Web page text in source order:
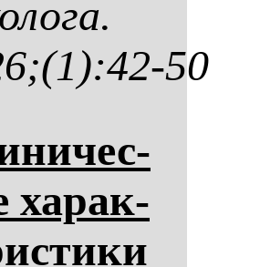
50
ха­рак­